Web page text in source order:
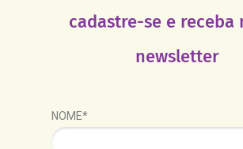
cadastre-se e receba
newsletter
NOME*